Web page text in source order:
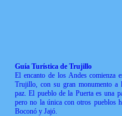
Guía Turística de Trujillo
El encanto de los Andes comienza
Trujillo, con su gran monumento a
paz. El pueblo de la Puerta es una
pero no la única con otros pueblos
Boconó y Jajó.